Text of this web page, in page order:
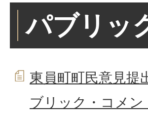
パブリッ
東員町町民意見提
ブリック・コメン